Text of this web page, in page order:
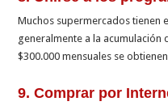
Muchos supermercados tienen
generalmente a la acumulación
$300.000 mensuales se
9. Comprar por